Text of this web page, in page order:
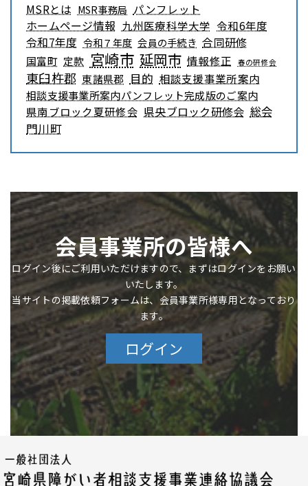
MSRとは MSR事務局 パンフレット
ホームページ情報 九州医療科学大学 令和6年度
令和7年度 令和７年度 会員の手続き 合同研修
国富町 定款 宮崎市 延岡市 情報修正 春の研修会
東臼杵郡 東諸県郡 目的 相談支援事業所案内
相談支援事業所案内パンフレット完成版のご案内
県南ブロック夏研修会 県央ブロック研修会 総会
門川町
会員事業所の皆様へ
ログイン後にご利用いただけますので、まずはログインをお願い
いたします。
当サイトの掲載依頼フォームは、会員事業所様専用となっており
ます。
ログイン